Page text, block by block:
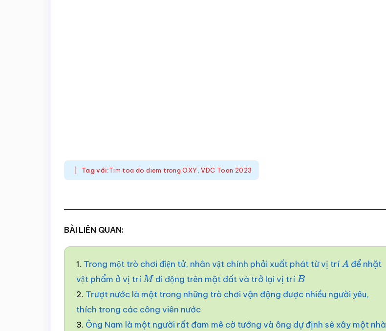
Tag với:Tim toa do diem trong OXY,VDC Toan 2023
BÀI LIÊN QUAN:
1. Trong một trò chơi điện tử, nhân vật chính phải xuất phát từ vị tríA để nhặt
vật phẩm ở vị tríM di động trên mặt đất và trở lại vị tríB
2. Trượt nước là một trong những trò chơi vận động được nhiều người yêu,
thích trong các công viên nước
3. Ông Nam là một người rất đam mê cờ tướng và ông dự định sẽ xây một nhà